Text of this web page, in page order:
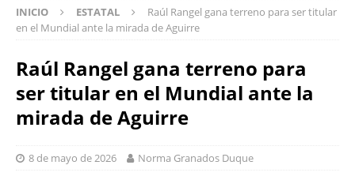
INICIO ESTATAL
Raúl Rangel gana terreno para ser titular
en el Mundial ante la mirada de Aguirre
Raúl Rangel gana terreno para
ser titular en el Mundial ante la
mirada de Aguirre
8 de mayo de 2026 Norma Granados Duque